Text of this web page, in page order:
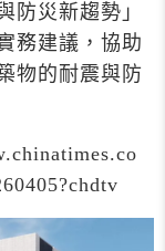
防災新趨勢」
務建議，協助
物的耐震與防